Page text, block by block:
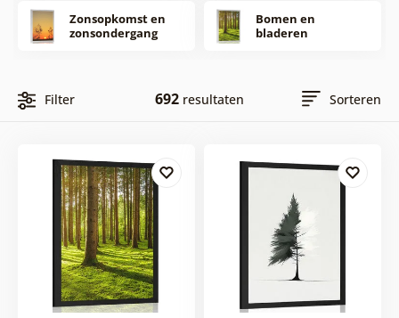
Zonsopkomst en
zonsondergang
Bomen en
bladeren
Filter 692 resultaten Sorteren